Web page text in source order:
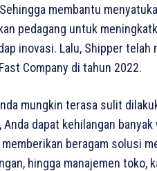
membantu
pedagang untuk
inovasi. Lalu, Shipper telah
Company di tahun 2022.
mungkin terasa sulit
dapat kehilangan
beragam solusi
hingga manajemen toko,